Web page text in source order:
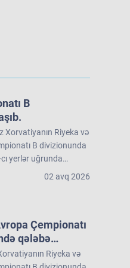
B
Riyeka və
B divizionunda
yerlər uğrunda
ilə məğlub olub və
arasında 16-cı
02 avq 2026
Çempionatı
qələbə
Riyeka və